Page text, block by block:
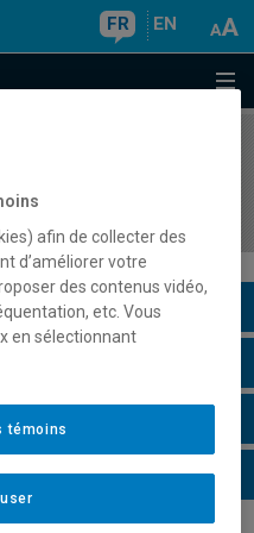
FR EN
afin de collecter des
d’améliorer votre
des contenus vidéo,
etc. Vous
en sélectionnant
témoins